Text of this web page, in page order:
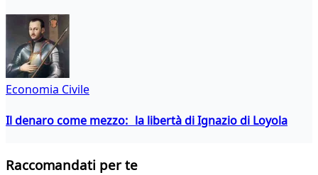
Economia Civile
Il denaro come mezzo: la libertà di Ignazio di Loyola
Raccomandati per te